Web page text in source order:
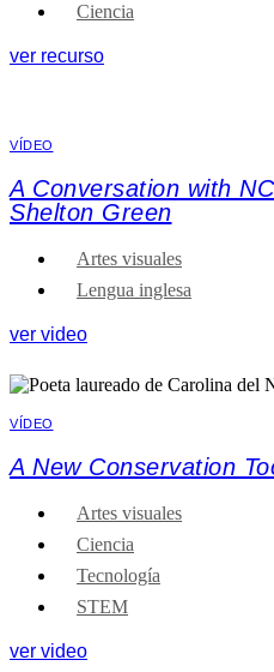
Ciencia
ver recurso
VÍDEO
A Conversation with
Shelton Green
Artes visuales
Lengua inglesa
ver video
VÍDEO
A New Conservation
Artes visuales
Ciencia
Tecnología
STEM
ver video